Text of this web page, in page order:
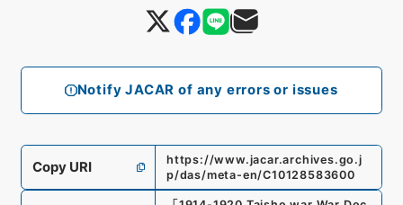
Notify JACAR of any errors or issues
Copy URI
https://www.jacar.archives.go.j
p/das/meta-en/C10128583600